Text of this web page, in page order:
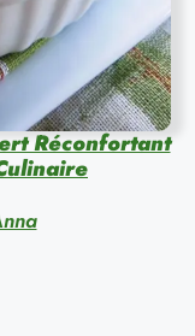
Réconfortant